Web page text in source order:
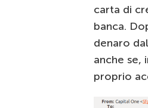
carta di
banca.
denaro
anche se,
proprio